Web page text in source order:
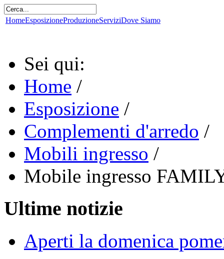
HomeEsposizioneProduzioneServiziDove Siamo
Sei qui:
Home /
Esposizione /
Complementi d'arredo /
Mobili ingresso /
Mobile ingresso
Ultime notizie
Aperti la domenica